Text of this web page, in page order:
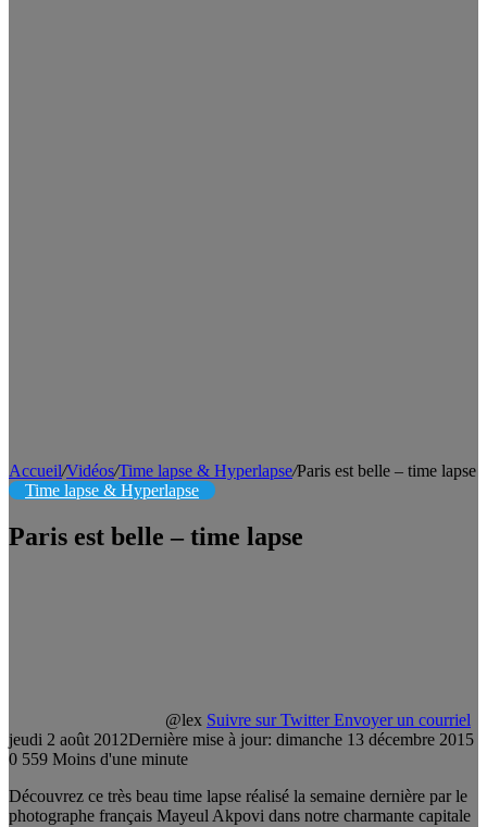
Accueil/Vidéos/Time lapse & Hyperlapse/Paris est belle – time lapse
Time lapse & Hyperlapse
Paris est belle – time lapse
@lex Suivre sur Twitter Envoyer un courriel
jeudi 2 août 2012Dernière mise à jour: dimanche 13 décembre 2015
0 559 Moins d'une minute
Découvrez ce très beau time lapse réalisé la semaine dernière par le
photographe français Mayeul Akpovi dans notre charmante capitale